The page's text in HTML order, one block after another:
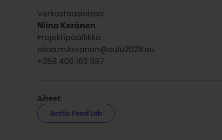
Verkostoasioissa:
Niina Keränen
Projektipäällikkö
niina.m.keranen@oulu2026.eu
+358 400 163 987
Aiheet:
Arctic Food Lab